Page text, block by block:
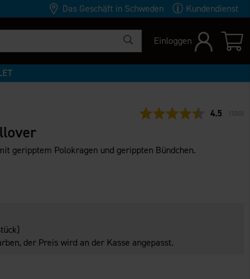
Das Geschäft in Schweden Kundendienst
Einloggen
4.5 (500
geripptem Polokragen und gerippten Bündchen.
der Preis wird an der Kasse angepasst.